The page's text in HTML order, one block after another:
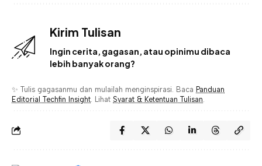
Kirim Tulisan
Ingin cerita, gagasan, atau opinimu dibaca
lebih banyak orang?
✨ Tulis gagasanmu dan mulailah menginspirasi. Baca Panduan
Editorial Techfin Insight . Lihat Syarat & Ketentuan Tulisan